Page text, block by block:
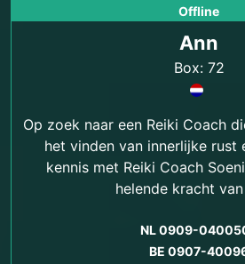
Offline
Ann
Box: 72
Op zoek naar een Reiki Coach
het vinden van innerlijke rust
kennis met Reiki Coach
helende kracht van
NL 0909-
BE 0907-